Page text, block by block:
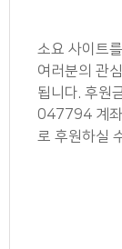
소요 사이트
여러분의 관
됩니다. 후원
047794 계좌
로 후원하실